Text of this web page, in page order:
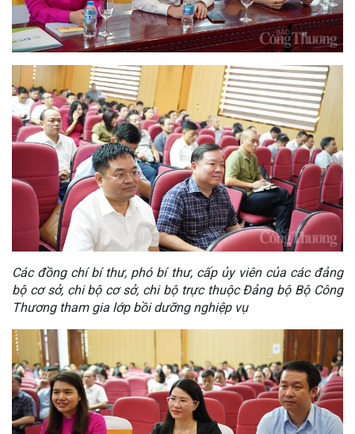
Các đồng chí bí thư, phó bí thư, cấp ủy viên của các đảng
bộ cơ sở, chi bộ cơ sở, chi bộ trực thuộc Đảng bộ Bộ Công
Thương tham gia lớp bồi dưỡng nghiệp vụ